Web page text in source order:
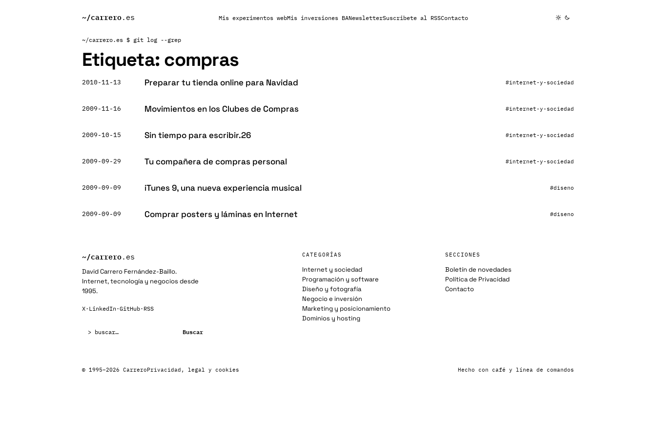
~/carrero.es Mis experimentos webMis inversiones BANewsletterSuscribete al RSSContacto
~/carrero.es $ git log --grep
Etiqueta: compras
2010-11-13 Preparar tu tienda online para Navidad #internet-y-sociedad
2009-11-16 Movimientos en los Clubes de Compras #internet-y-sociedad
2009-10-15 Sin tiempo para escribir.26 #internet-y-sociedad
2009-09-29 Tu compañera de compras personal #internet-y-sociedad
2009-09-09 iTunes 9, una nueva experiencia musical #diseno
2009-09-09 Comprar posters y láminas en Internet #diseno
~/carrero.es
David Carrero Fernández-Baillo.
Internet, tecnología y negocios desde
1995.
X· LinkedIn·GitHub· RSS
Buscar
CATEGORÍAS
Internet y sociedad
Programación y software
Diseño y fotografía
Negocio e inversión
Marketing y posicionamiento
Dominios y hosting
SECCIONES
Boletín de novedades
Política de Privacidad
Contacto
© 1995–2026 CarreroPrivacidad, legal y cookies Hecho con café y línea de comandos